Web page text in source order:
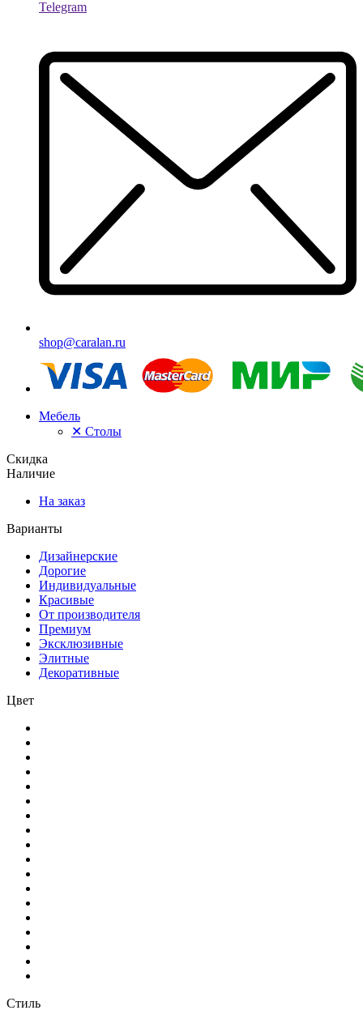
Telegram
shop@caralan.ru
Мебель
✕ Столы
Скидка
Наличие
На заказ
Варианты
Дизайнерские
Дорогие
Индивидуальные
Красивые
От производителя
Премиум
Эксклюзивные
Элитные
Декоративные
Цвет
Стиль